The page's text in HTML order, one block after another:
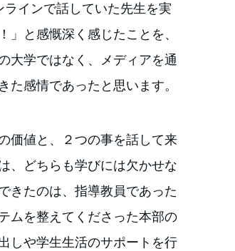
インで話していた先生を実
」と感慨深く感じたことを、
大学ではなく、メディアを通
た感情であったと思います。
価値と、２つの事を話して来
、どちらも学びには欠かせな
きたのは、指導教員であった
ムを整えてくださった本部の
しや学生生活のサポートを行